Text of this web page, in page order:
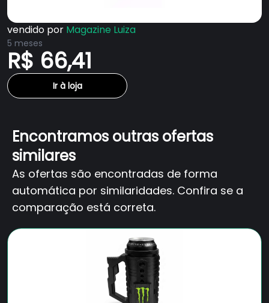
vendido por Magazine Luiza
5 meses
R$ 66,41
Ir à loja
Encontramos outras ofertas
similares
As ofertas são encontradas de forma
automática por similaridades. Confira se a
comparação está correta.